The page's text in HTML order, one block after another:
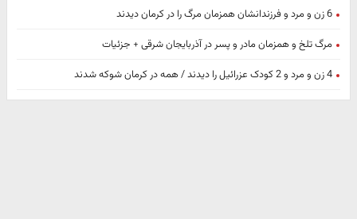
6 زن و مرد و فرزندانشان همزمان مرگ را در کرمان دیدند
مرگ تلخ و همزمان مادر و پسر در آذربایجان شرقی + جزئیات
4 زن و مرد و 2 کودک عزرائیل را دیدند / همه در کرمان شوکه شدند